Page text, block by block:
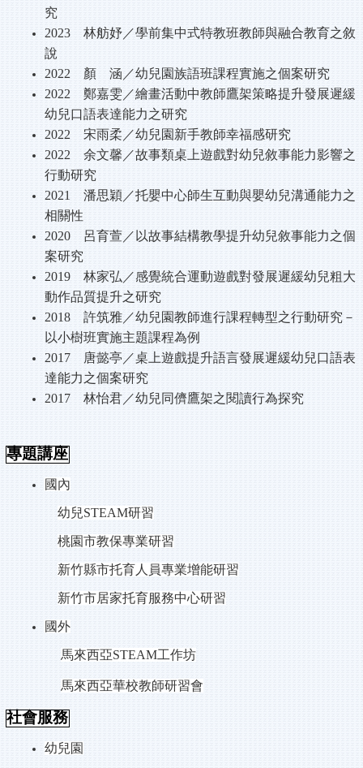
究
2023 林舫妤／學前集中式特教班教師與融合教育之敘
說
2022 顏 涵／幼兒園族語班課程實施之個案研究
2022 鄭嘉雯／繪畫活動中教師鷹架策略提升發展遲緩
幼兒口語表達能力之研究
2022 宋雨柔／幼兒園新手教師幸福感研究
2022 余文馨／故事類桌上遊戲對幼兒敘事能力影響之
行動研究
2021
潘思穎／托嬰中心師生互動與嬰幼兒溝通能力之
相關性
2020 呂育萱／以故事結構教學提升幼兒敘事能力之個
案研究
2019 林家弘／感覺統合運動遊戲對發展遲緩幼兒粗大
動作品質提升之研究
2018 許筑雅／幼兒園教師進行課程轉型之行動研究－
以小樹班實施主題課程為例
2017 唐懿亭／桌上遊戲提升語言發展遲緩幼兒口語表
達能力之個案研究
2017 林怡君／幼兒同儕鷹架之閱讀行為探究
專題講座
國內
幼兒STEAM研習
桃園市教保專業研習
新竹縣市托育人員專業增能研習
新竹市居家托育服務中心研習
國外
馬來西亞STEAM工作坊
馬來西亞華校教師研習會
社會服務
幼兒園